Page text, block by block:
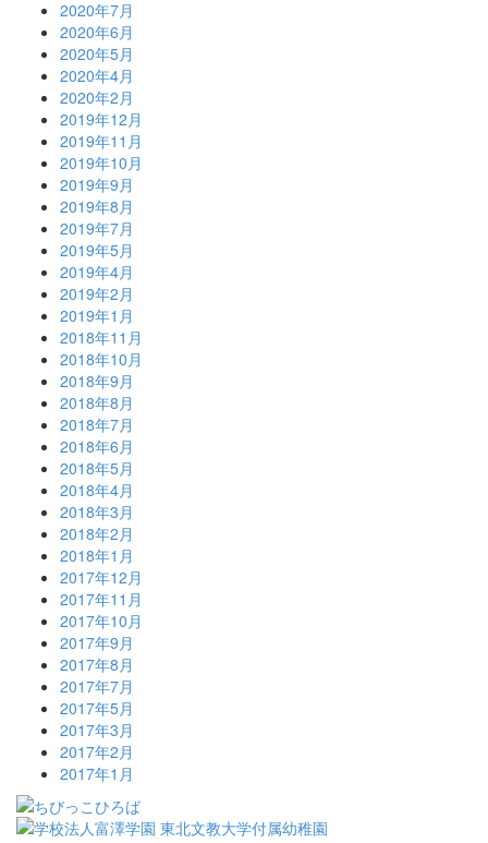
2020年7月
2020年6月
2020年5月
2020年4月
2020年2月
2019年12月
2019年11月
2019年10月
2019年9月
2019年8月
2019年7月
2019年5月
2019年4月
2019年2月
2019年1月
2018年11月
2018年10月
2018年9月
2018年8月
2018年7月
2018年6月
2018年5月
2018年4月
2018年3月
2018年2月
2018年1月
2017年12月
2017年11月
2017年10月
2017年9月
2017年8月
2017年7月
2017年5月
2017年3月
2017年2月
2017年1月